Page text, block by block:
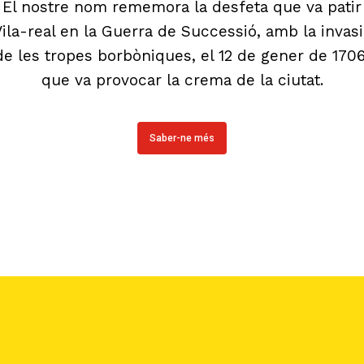
El nostre nom rememora la desfeta que va patir
real en la Guerra de Successió, amb la
les tropes borbòniques, el 12 de gener de
que va provocar la crema de la ciutat.
Saber-ne més